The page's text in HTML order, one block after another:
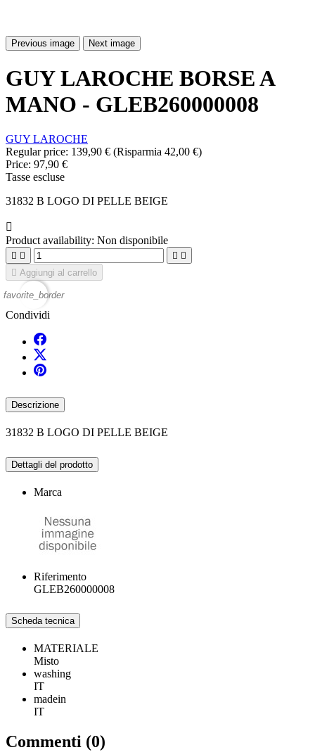
Previous image Next image
GUY LAROCHE BORSE A
MANO - GLEB260000008
GUY LAROCHE
Regular price: 139,90 € (Risparmia 42,00 €)
Price: 97,90 €
Tasse escluse
31832 B LOGO DI PELLE BEIGE

Product availability: Non disponibile
   
 Aggiungi al carrello
favorite_border
Condividi
Descrizione
31832 B LOGO DI PELLE BEIGE
Dettagli del prodotto
Marca
Riferimento
GLEB260000008
Scheda tecnica
MATERIALE
Misto
washing
IT
madein
IT
Commenti (0)